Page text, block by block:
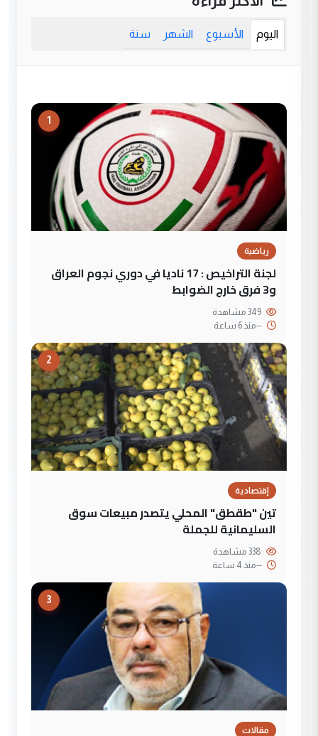
اليوم الأسبوع الشهر سنة
1
رياضية
لجنة التراخيص : 17 ناديا في دوري نجوم العراق
و3 فرق خارج الضوابط
--منذ 6 ساعة
2
إقتصادية
تين "طقطق" المحلي يتصدر مبيعات سوق
السليمانية للجملة
--منذ 4 ساعة
3
مقالات